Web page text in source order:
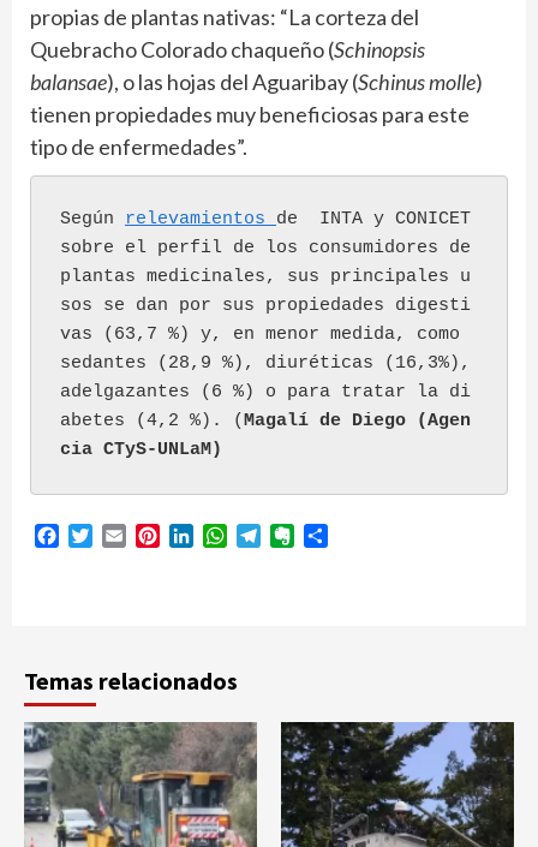
propias de plantas nativas: “La corteza del
Quebracho Colorado chaqueño (Schinopsis
balansae), o las hojas del Aguaribay (Schinus molle)
tienen propiedades muy beneficiosas para este
tipo de enfermedades”.
Según relevamientos de  INTA y CONICET
sobre el perfil de los consumidores de
plantas medicinales, sus principales u
sos se dan por sus propiedades digesti
vas (63,7 %) y, en menor medida, como
sedantes (28,9 %), diuréticas (16,3%),
adelgazantes (6 %) o para tratar la di
abetes (4,2 %). (Magalí de Diego (Agen
cia CTyS-UNLaM)
Facebook
Twitter
Email PinterestLinkedInWhatsApp
TelegramEvernote
Temas relacionados